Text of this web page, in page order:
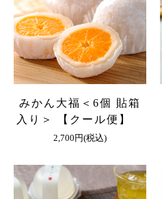
みかん大福＜6個 貼箱
入り＞ 【クール便】
2,700円(税込)